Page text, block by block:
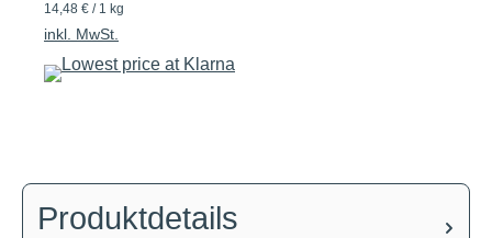
14,48 € / 1 kg
inkl. MwSt.
Produktdetails